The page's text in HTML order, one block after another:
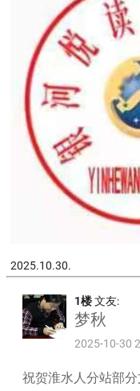
2025.10.30.
1楼文友:
梦秋
2025-10-30
祝贺淮水人分站部